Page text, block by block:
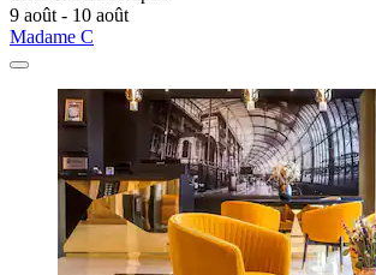
9 août - 10 août
Madame C